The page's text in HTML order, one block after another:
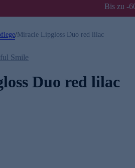
Bis zu -
/Miracle Lipgloss Duo red lilac
Smile
Duo red lilac